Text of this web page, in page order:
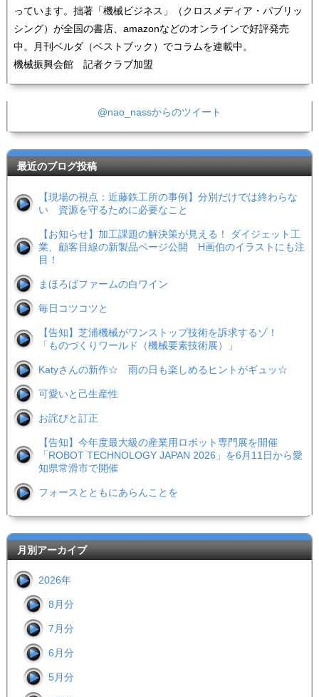
っています。拙著「機械ビジネス」（クロスメディア・パブリッ
シング）が全国の書店、amazonなどのオンラインで好評発売
中。月刊ベルダ（ベストブック）でコラムを連載中。
機械振興会館 記者クラブ加盟
@nao_nassからのツイート
最近のブログ投稿
【現場の視点：近藤鉄工所の事例】分別だけでは終わらな
い 資源を守るために必要なこと
【お知らせ】加工課題の解決策が見える！ ダイジェット工
業、顧客目線の新製品ページ公開 H画伯のイラストにも注
目！
まほろばファームの白ワイン
毎日コツコツと
【告知】芝浦機械がワンストップ技術を訴求するゾ！
「ものづくりワールド（機械要素技術展）」
Katyさんの新作☆ 雨の日も楽しめるヒントがギュッ☆
可愛いと己生産性
お詫びと訂正
【告知】今年度最大級の産業用ロボット専門展を開催
「ROBOT TECHNOLOGY JAPAN 2026」を6月11日から愛
知県常滑市で開催
フォースとともにあらんことを
月別アーカイブ
2026年
8月分
7月分
6月分
5月分